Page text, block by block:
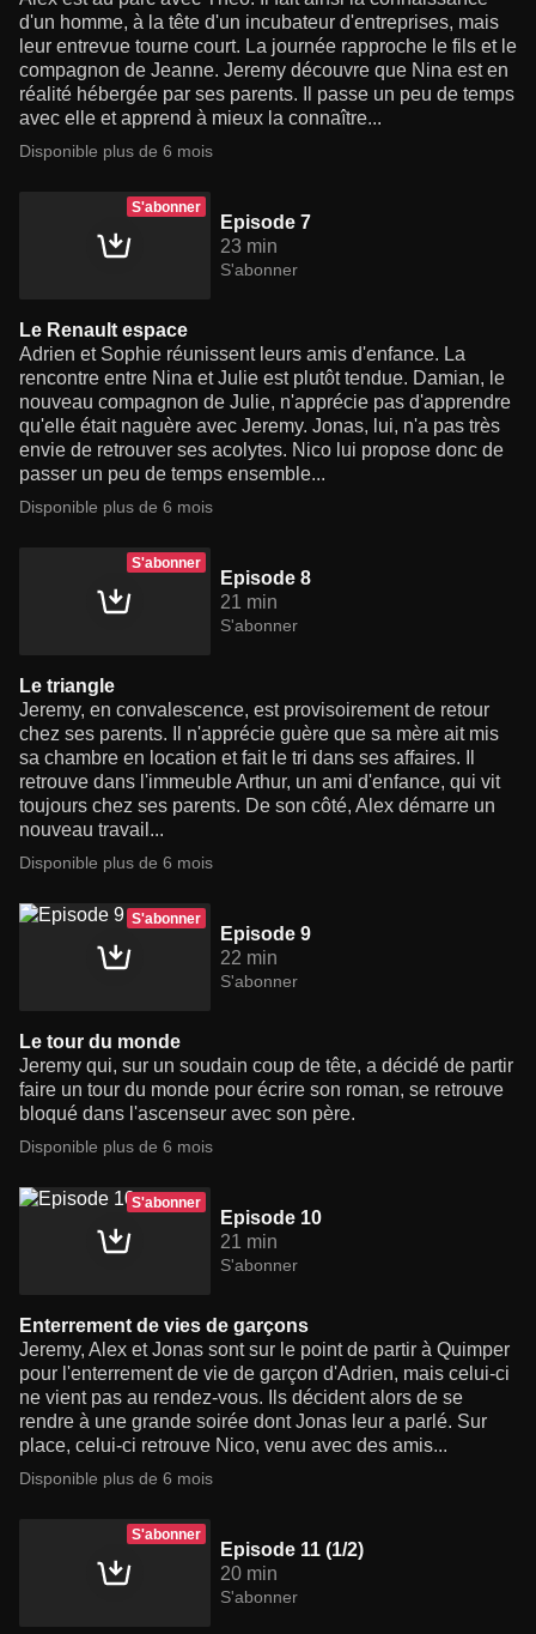
d'un homme, à la tête d'un incubateur d'entreprises, mais
leur entrevue tourne court. La journée rapproche le fils et le
compagnon de Jeanne. Jeremy découvre que Nina est en
réalité hébergée par ses parents. Il passe un peu de temps
avec elle et apprend à mieux la connaître...
Disponible plus de 6 mois
S'abonner
Episode 7
23 min
S'abonner
Le Renault espace
Adrien et Sophie réunissent leurs amis d'enfance. La
rencontre entre Nina et Julie est plutôt tendue. Damian, le
nouveau compagnon de Julie, n'apprécie pas d'apprendre
qu'elle était naguère avec Jeremy. Jonas, lui, n'a pas très
envie de retrouver ses acolytes. Nico lui propose donc de
passer un peu de temps ensemble...
Disponible plus de 6 mois
S'abonner
Episode 8
21 min
S'abonner
Le triangle
Jeremy, en convalescence, est provisoirement de retour
chez ses parents. Il n'apprécie guère que sa mère ait mis
sa chambre en location et fait le tri dans ses affaires. Il
retrouve dans l'immeuble Arthur, un ami d'enfance, qui vit
toujours chez ses parents. De son côté, Alex démarre un
nouveau travail...
Disponible plus de 6 mois
S'abonner
Episode 9
22 min
S'abonner
Le tour du monde
Jeremy qui, sur un soudain coup de tête, a décidé de partir
faire un tour du monde pour écrire son roman, se retrouve
bloqué dans l'ascenseur avec son père.
Disponible plus de 6 mois
S'abonner
Episode 10
21 min
S'abonner
Enterrement de vies de garçons
Jeremy, Alex et Jonas sont sur le point de partir à Quimper
pour l'enterrement de vie de garçon d'Adrien, mais celui-ci
ne vient pas au rendez-vous. Ils décident alors de se
rendre à une grande soirée dont Jonas leur a parlé. Sur
place, celui-ci retrouve Nico, venu avec des amis...
Disponible plus de 6 mois
S'abonner
Episode 11 (1/2)
20 min
S'abonner